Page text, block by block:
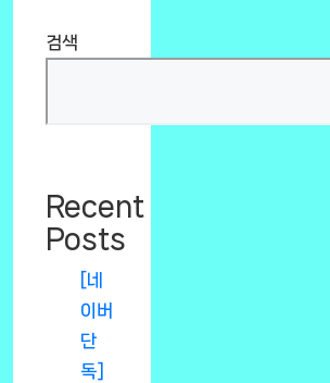
검색
Recent
Posts
[네
이버
단
독]